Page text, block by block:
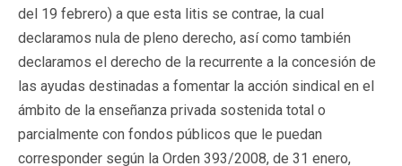
del 19 febrero) a que esta litis se contrae, la cual
declaramos nula de pleno derecho, así como también
declaramos el derecho de la recurrente a la concesión de
las ayudas destinadas a fomentar la acción sindical en el
ámbito de la enseñanza privada sostenida total o
parcialmente con fondos públicos que le puedan
corresponder según la Orden 393/2008, de 31 enero,